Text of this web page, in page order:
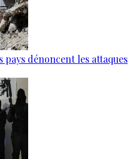
pays dénoncent les attaques